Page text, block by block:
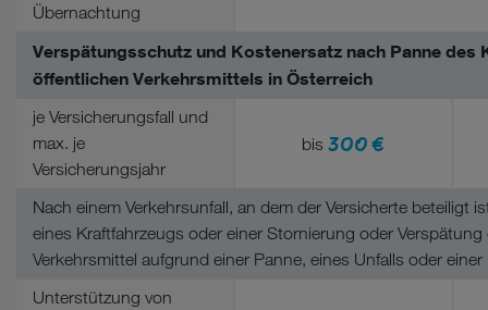
Übernachtung
Verspätungsschutz und Kostenersatz nach Panne des
öffentlichen Verkehrsmittels in Österreich
je Versicherungsfall und
max. je
Versicherungsjahr
bis 300 €
Nach einem Verkehrsunfall, an dem der Versicherte beteiligt
eines Kraftfahrzeugs oder einer Stornierung oder Verspätung
Verkehrsmittel aufgrund einer Panne, eines Unfalls oder
Unterstützung von